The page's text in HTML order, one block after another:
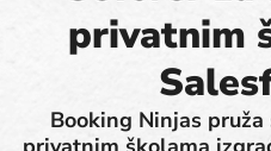
privatnim
Booking Ninjas